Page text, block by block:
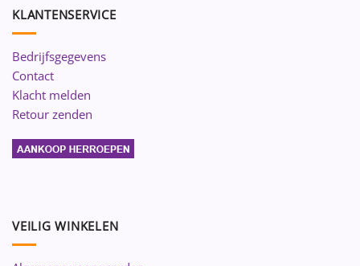
KLANTENSERVICE
Bedrijfsgegevens
Contact
Klacht melden
Retour zenden
VEILIG WINKELEN